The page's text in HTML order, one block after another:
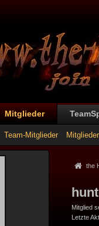
Mitglieder
Team-Mitglieder
the
Mitglied
Letzte